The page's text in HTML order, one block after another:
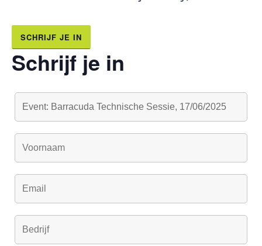
SCHRIJF JE IN
Schrijf je in